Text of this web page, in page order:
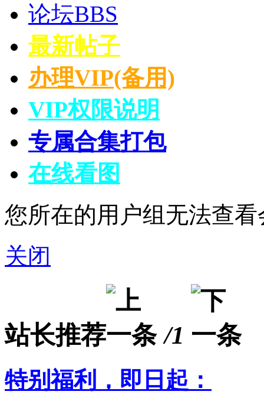
论坛BBS
最新帖子
办理VIP(备用)
VIP权限说明
专属合集打包
在线看图
您所在的用户组无法查
关闭
站长推荐 /1
特别福利，即日起：